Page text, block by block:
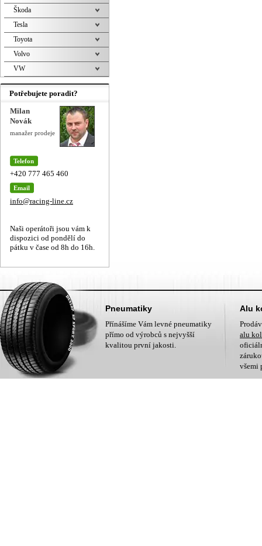
Škoda
Tesla
Toyota
Volvo
VW
Potřebujete poradit?
Milan
Novák
manažer prodeje
Telefon
+420 777 465 460
Email
info@racing-line.cz
Naši operátoři jsou vám k
dispozici od pondělí do
pátku v čase od 8h do 16h.
Pneumatiky
Přínášíme Vám levné pneumatiky
přímo od výrobců s nejvyšší
kvalitou první jakosti.
Alu
alu
všemi